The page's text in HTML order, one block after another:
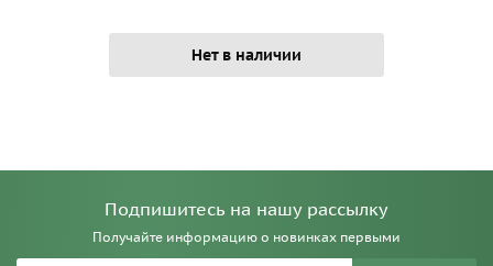
Нет в наличии
Подпишитесь на нашу рассылку
Получайте информацию о новинках первыми